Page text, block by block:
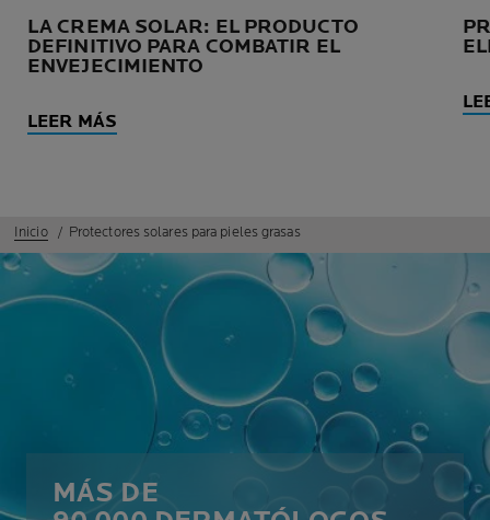
LA CREMA SOLAR: EL PRODUCTO
DEFINITIVO PARA COMBATIR EL
ENVEJECIMIENTO
LEER MÁS
Inicio Protectores solares para pieles grasas
MÁS DE